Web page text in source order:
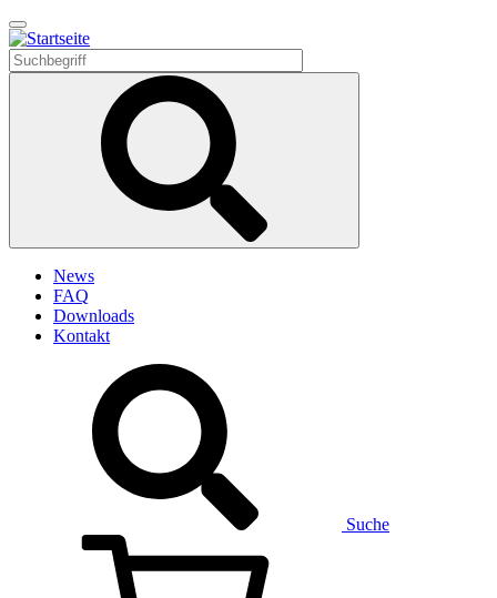
Direkt
zum
Inhalt
News
FAQ
Downloads
Kontakt
Suche